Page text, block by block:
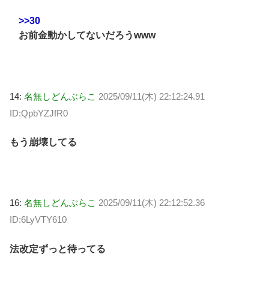
>>30
お前金動かしてないだろうwww
14: 名無しどんぶらこ 2025/09/11(木) 22:12:24.91
ID:QpbYZJfR0
もう崩壊してる
16: 名無しどんぶらこ 2025/09/11(木) 22:12:52.36
ID:6LyVTY610
法改定ずっと待ってる